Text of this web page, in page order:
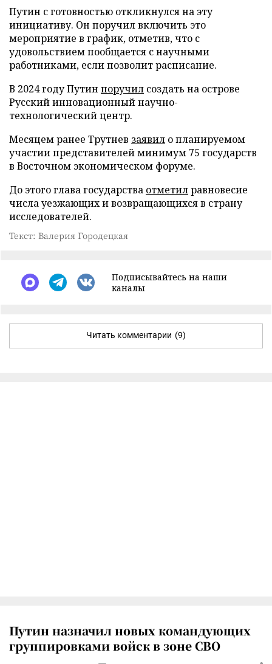
Путин с готовностью откликнулся на эту
инициативу. Он поручил включить это
мероприятие в график, отметив, что с
удовольствием пообщается с научными
работниками, если позволит расписание.
В 2024 году Путин поручил создать на острове
Русский инновационный научно-
технологический центр.
Месяцем ранее Трутнев заявил о планируемом
участии представителей минимум 75 государств
в Восточном экономическом форуме.
До этого глава государства отметилравновесие
числа уезжающих и возвращающихся в страну
исследователей.
Текст: Валерия Городецкая
Подписывайтесь на наши
каналы
Читать комментарии (9)
Путин назначил новых командующих
группировками войск в зоне СВО